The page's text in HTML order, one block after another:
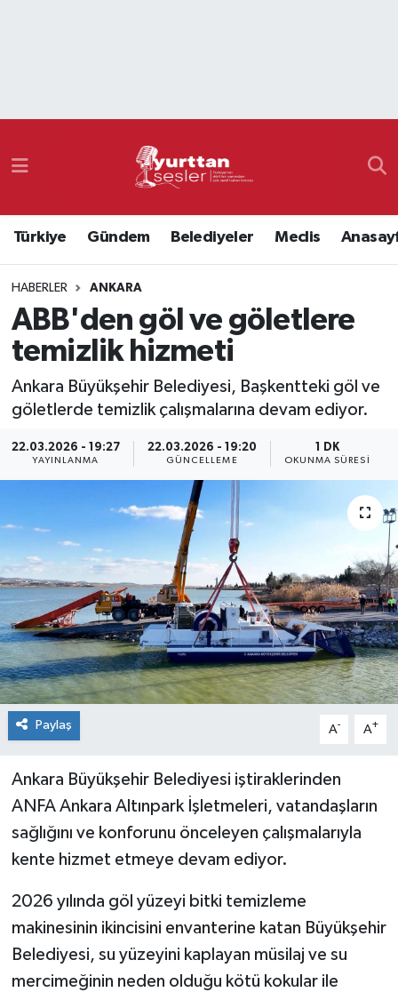
Türkiye Gündem Belediyeler Meclis
HABERLER ANKARA
ABB'den göl ve göletlere
temizlik hizmeti
Ankara Büyükşehir Belediyesi, Başkentteki göl ve
göletlerde temizlik çalışmalarına devam ediyor.
22.03.2026 - 19:27
YAYINLANMA
22.03.2026 - 19:20
GÜNCELLEME
1 DK
OKUNMA SÜRESI
Paylaş A- A+
Ankara Büyükşehir Belediyesi iştiraklerinden
ANFA Ankara Altınpark İşletmeleri, vatandaşların
sağlığını ve konforunu önceleyen çalışmalarıyla
kente hizmet etmeye devam ediyor.
2026 yılında göl yüzeyi bitki temizleme
makinesinin ikincisini envanterine katan Büyükşehir
Belediyesi, su yüzeyini kaplayan müsilaj ve su
mercimeğinin neden olduğu kötü kokular ile
Namaz Vakitleri
Süper Lig Puan Durumu ve Fikstür
Tüm Manşetler
Son Dakika Haberleri
Haber Arşivi